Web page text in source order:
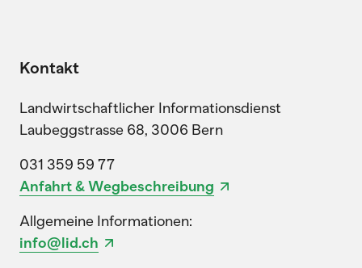
Kontakt
Landwirtschaftlicher Informationsdienst
Laubeggstrasse 68, 3006 Bern
031 359 59 77
Anfahrt & Wegbeschreibung
Allgemeine Informationen:
info@lid.ch